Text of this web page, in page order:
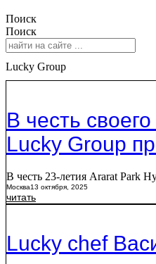
Поиск
Поиск
Lucky Group
В честь
Lucky Group
В честь 23-летия Ararat Park
Москва13 октября, 2025
читать
Lucky chef